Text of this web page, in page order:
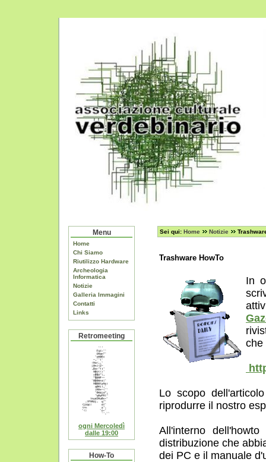
Sei qui: Home Notizie
Trashware HowTo
In
che
Lo scopo
riprodurre il nostro
All'interno
distribuzione che
dei PC e il manuale
Menu
Home
Chi Siamo
Riutilizzo Hardware
Archeologia
Informatica
Notizie
Galleria Immagini
Contatti
Links
Retromeeting
ogni Mercoledì
dalle 19:00
How-To